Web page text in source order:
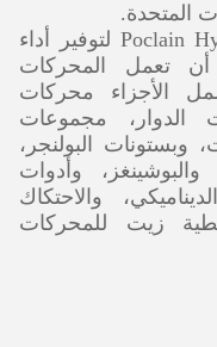
المتحدة.
تم تصميم أجزاء Poclain Hydraulic Motor لتوفير أداء
تعمل المحركات
الأجزاء محركات
الدوار، مجموعات
وبستونات البولنجر،
وأدوات
والاحتكاك
أغطية زيت للمحركات